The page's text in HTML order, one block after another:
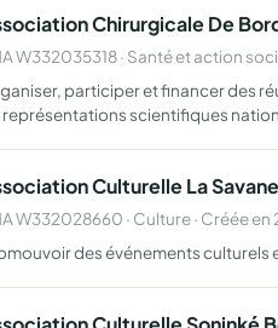
Chirurgicale De
W332035318 · Santé et action
participer et financer des
représentations scientifiques
Culturelle La Savane
W332028660 · Culture · Créée en
des événements